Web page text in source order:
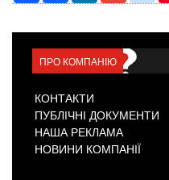
ПРО КОМПАНІЮ
КОНТАКТИ
ПУБЛІЧНІ ДОКУМЕНТИ
НАША РЕКЛАМА
НОВИНИ КОМПАНІЇ